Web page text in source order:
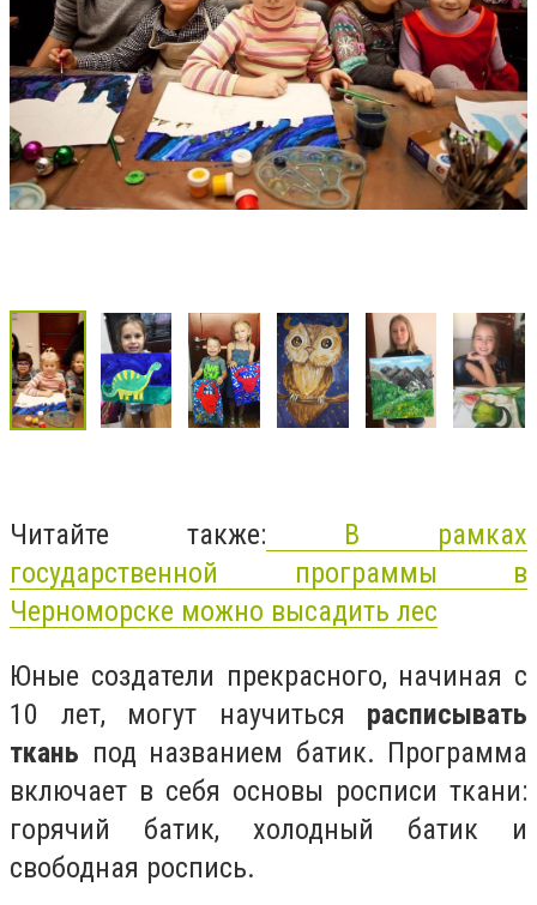
Читайте также: В рамках
государственной программы в
Черноморске можно высадить лес
Юные создатели прекрасного, начиная с
10 лет, могут научиться расписывать
ткань под названием батик. Программа
включает в себя основы росписи ткани:
горячий батик, холодный батик и
свободная роспись.